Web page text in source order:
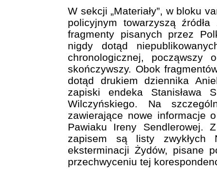
W sekcji „Materiały”, w bloku
policyjnym towarzyszą
fragmenty pisanych przez
nigdy dotąd
chronologicznej,
skończywszy. Obok
dotąd drukiem dziennika
zapiski endeka Stanisława
Wilczyńskiego. Na
zawierające nowe informacje
Pawiaku Ireny Sendlerowej.
zapisem są listy zwykłych
eksterminacji Żydów, pisane
przechwyceniu tej